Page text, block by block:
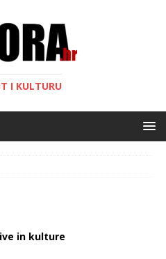
I KULTURU
in kulture